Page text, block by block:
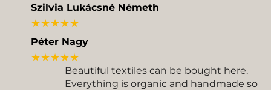
Szilvia Lukácsné Németh
★★★★★
Péter Nagy
★★★★★
Beautiful textiles can be bought here.
Everything is organic and handmade so